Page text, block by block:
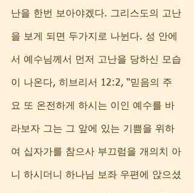
난을 한번 보아야겠다. 그리스도의 고난
을 보게 되면 두가지로 나뉜다. 성 안에
서 예수님께서 먼저 고난을 당하신 모습
이 나온다, 히브리서 12:2, “믿음의 주
요 또 온전하게 하시는 이인 예수를 바
라보자 그는 그 앞에 있는 기쁨을 위하
여 십자가를 참으사 부끄럼을 개의치 아
니 하시더니 하나님 보좌 우편에 앉으셨